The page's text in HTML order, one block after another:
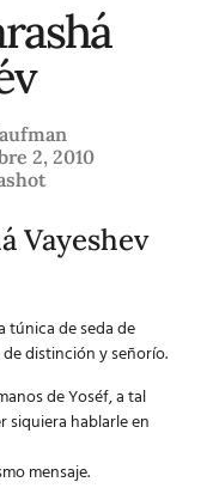
2, 2010
Vayeshev
túnica de seda de
distinción y señorío.
de Yoséf, a tal
siquiera hablarle en
mensaje.